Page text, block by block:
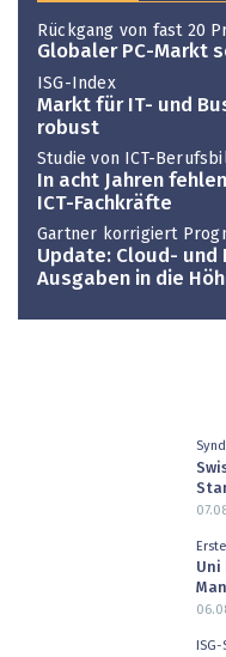
Rückgang von fast 20
Globaler PC-Markt
ISG-Index
Markt für IT- und
robust
Studie von ICT-
In acht Jahren
ICT-Fachkräfte
Gartner korrigiert
Update: Cloud- und
Ausgaben in die
Uni